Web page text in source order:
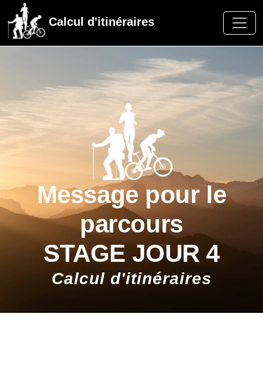
Calcul d'itinéraires
Message pour le
parcours
STAGE JOUR 4
Calcul d'itinéraires